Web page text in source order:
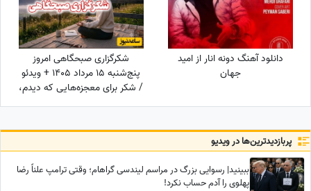
دانلود آهنگ دونه انار از امید
جهان
شکرگزاری صبحگاهی امروز
پنج‌شنبه 15 مرداد 1405 + ویدئو
/ شکر برای معجزه‌هایی که دیدم،
برای نعمت‌هایی که هنوز
همین حالا در مسیر رسیدن به
پربازدید‌ترین‌ها در ویدیو
ببینید| رسوایی بزرگ در مراسم لیندسی گراهام؛ وقتی ترامپ علناً رضا
پهلوی را آدم حساب نکرد!